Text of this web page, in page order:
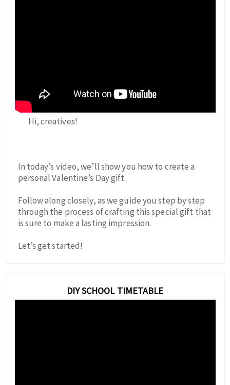
Hi, creatives!
In today’s video, we’ll show you how to create a
personal Valentine’s Day gift.
Follow along closely, as we guide you step by step
through the process of crafting this special gift that
is sure to make a lasting impression.
Let’s get started!
DIY SCHOOL TIMETABLE